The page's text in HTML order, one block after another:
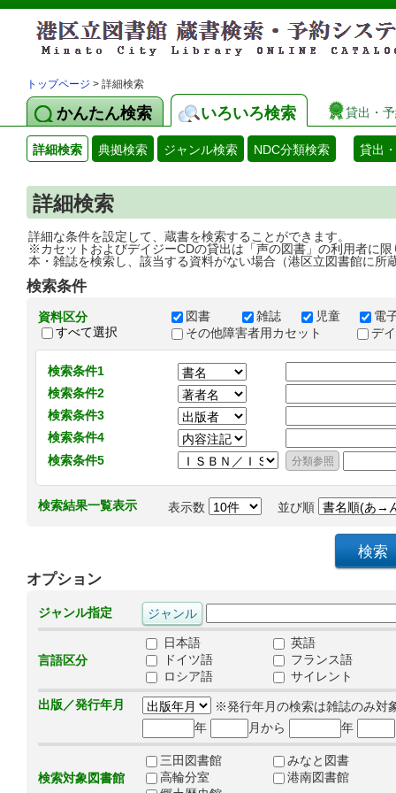
トップページ > 詳細検索
かんたん検索 いろいろ検索 貸出・
詳細検索 典拠検索 ジャンル検索 NDC分類検索 貸出
詳細検索
詳細な条件を設定して、蔵書を検索することができます。
※カセットおよびデイジーCDの貸出は「声の図書」の利用者に限
本・雑誌を検索し、該当する資料がない場合（港区立図書館に所
検索条件
資料区分
すべて選択
図書 雑誌 児童
電
その他障害者用カセット
デ
検索条件1
検索条件2
検索条件3
検索条件4
検索条件5
検索結果一覧表示 表示数 並び順
オプション
ジャンル指定
言語区分
日本語
英語
ドイツ語
フランス語
ロシア語
サイレント
出版／発行年月
※発行年月の検索は雑誌のみ対
年
月から 年
検索対象図書館
三田図書館
みなと図書
高輪分室
港南図書館